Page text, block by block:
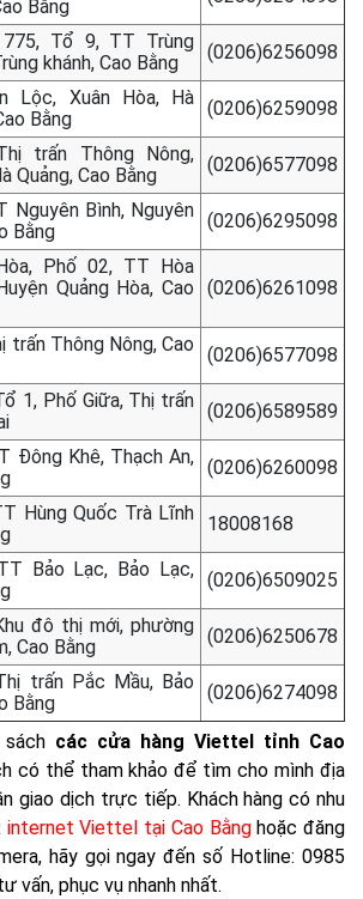
Bằng
Tổ 9, TT Trùng
khánh, Cao Bằng
(0206)6256098
Lộc, Xuân Hòa, Hà
Bằng
(0206)6259098
trấn Thông Nông,
Quảng, Cao Bằng
(0206)6577098
Nguyên Bình, Nguyên
Bằng
(0206)6295098
Phố 02, TT Hòa
Quảng Hòa, Cao
(0206)6261098
trấn Thông Nông, Cao
(0206)6577098
1, Phố Giữa, Thị trấn (0206)6589589
Đông Khê, Thạch An, (0206)6260098
Hùng Quốc Trà Lĩnh
18008168
Bảo Lạc, Bảo Lạc, (0206)6509025
đô thị mới, phường
Cao Bằng
(0206)6250678
trấn Pắc Mầu, Bảo
Bằng
(0206)6274098
các cửa hàng Viettel tỉnh Cao
có thể tham khảo để tìm cho mình địa
giao dịch trực tiếp. Khách hàng có nhu
internet Viettel tại Cao Bằng hoặc đăng
hãy gọi ngay đến số Hotline: 0985
vấn, phục vụ nhanh nhất.